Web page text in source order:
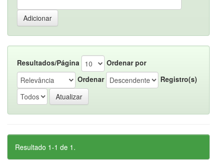
Resultados/Página
Ordenar por
Ordenar
Registro(s)
Resultado 1-1 de 1.